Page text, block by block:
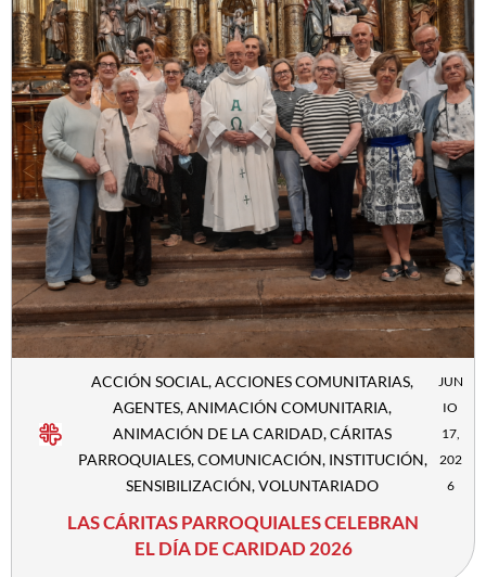
ACCIÓN SOCIAL,ACCIONES COMUNITARIAS,
AGENTES,ANIMACIÓN COMUNITARIA,
ANIMACIÓN DE LA CARIDAD,CÁRITAS
PARROQUIALES,COMUNICACIÓN, INSTITUCIÓN,
SENSIBILIZACIÓN,VOLUNTARIADO
JUN
IO
17,
202
6
LAS CÁRITAS PARROQUIALES CELEBRAN
EL DÍA DE CARIDAD 2026